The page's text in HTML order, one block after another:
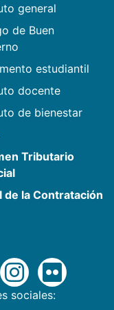
general
de Buen
estudiantil
docente
de bienestar
Tributario
de la Contratación
sociales: